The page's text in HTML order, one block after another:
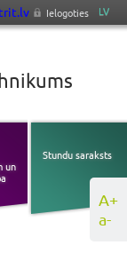
A+
a-
Ielogoties
LV
un
Stundu saraksts